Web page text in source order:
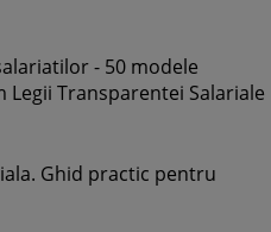
- 50 modele
Transparentei Salariale
Ghid practic pentru